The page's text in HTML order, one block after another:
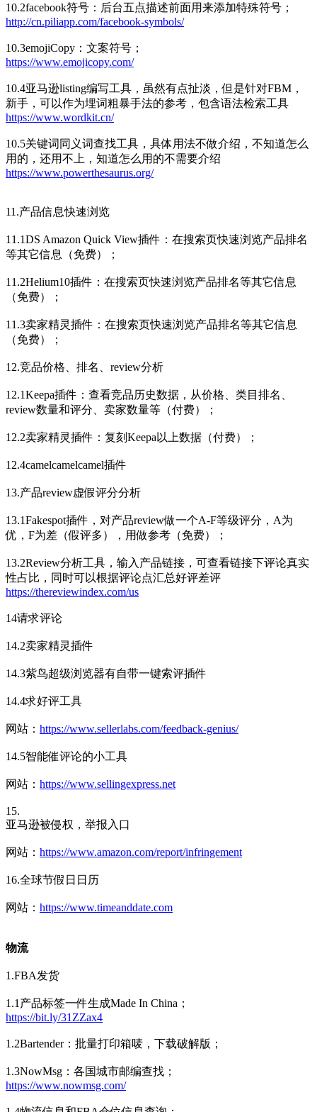
10.2facebook符号：后台五点描述前面用来添加特殊符号；
http://cn.piliapp.com/facebook-symbols/
10.3emojiCopy：文案符号；
https://www.emojicopy.com/
10.4亚马逊listing编写工具，虽然有点扯淡，但是针对FBM，
新手，可以作为埋词粗暴手法的参考，包含语法检索工具
https://www.wordkit.cn/
10.5关键词同义词查找工具，具体用法不做介绍，不知道怎么
用的，还用不上，知道怎么用的不需要介绍
https://www.powerthesaurus.org/
11.产品信息快速浏览
11.1DS Amazon Quick View插件：在搜索页快速浏览产品排名
等其它信息（免费）；
11.2Helium10插件：在搜索页快速浏览产品排名等其它信息
（免费）；
11.3卖家精灵插件：在搜索页快速浏览产品排名等其它信息
（免费）；
12.竞品价格、排名、review分析
12.1Keepa插件：查看竞品历史数据，从价格、类目排名、
review数量和评分、卖家数量等（付费）；
12.2卖家精灵插件：复刻Keepa以上数据（付费）；
12.4camelcamelcamel插件
13.产品review虚假评分分析
13.1Fakespot插件，对产品review做一个A-F等级评分，A为
优，F为差（假评多），用做参考（免费）；
13.2Review分析工具，输入产品链接，可查看链接下评论真实
性占比，同时可以根据评论点汇总好评差评
https://thereviewindex.com/us
14请求评论
14.2卖家精灵插件
14.3紫鸟超级浏览器有自带一键索评插件
14.4求好评工具
网站： https://www.sellerlabs.com/feedback-genius/
14.5智能催评论的小工具
网站： https://www.sellingexpress.net
15.
亚马逊被侵权，举报入口
网站： https://www.amazon.com/report/infringement
16.全球节假日日历
网站： https://www.timeanddate.com
物流
1.FBA发货
1.1产品标签一件生成Made In China；
https://bit.ly/31ZZax4
1.2Bartender：批量打印箱唛，下载破解版；
1.3NowMsg：各国城市邮编查找；
https://www.nowmsg.com/